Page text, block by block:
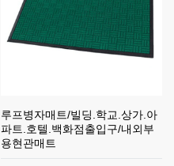
루프병자매트/빌딩.학교.상가.아
파트.호텔.백화점출입구/내외부
용현관매트